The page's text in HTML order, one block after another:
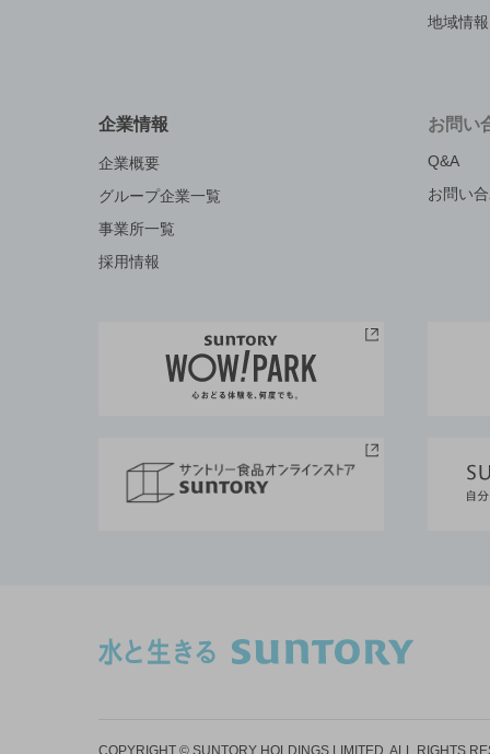
地域情報
企業情報
企業概要
グループ企業一覧
事業所一覧
採用情報
お問い
Q&A
お問い